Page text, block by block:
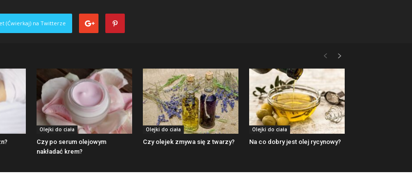
(Ćwierkaj) na Twitterze
Olejki do ciała
Czy po serum olejowym
nakładać krem?
Olejki do ciała
Czy olejek zmywa się z twarzy?
Olejki do ciała
Na co dobry jest olej rycynowy?